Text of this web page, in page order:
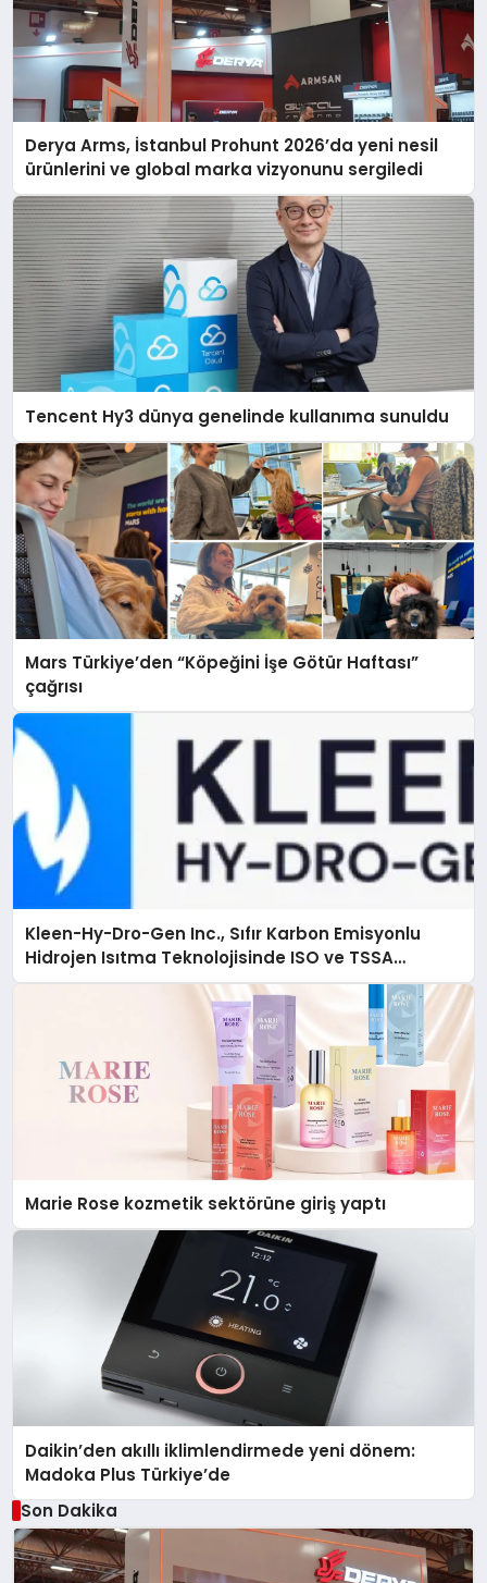
Derya Arms, İstanbul Prohunt 2026’da yeni nesil
ürünlerini ve global marka vizyonunu sergiledi
Tencent Hy3 dünya genelinde kullanıma sunuldu
Mars Türkiye’den “Köpeğini İşe Götür Haftası”
çağrısı
Kleen-Hy-Dro-Gen Inc., Sıfır Karbon Emisyonlu
Hidrojen Isıtma Teknolojisinde ISO ve TSSA
Düzenleyici Onaylarını Aldı
Marie Rose kozmetik sektörüne giriş yaptı
Daikin’den akıllı iklimlendirmede yeni dönem:
Madoka Plus Türkiye’de
Son Dakika